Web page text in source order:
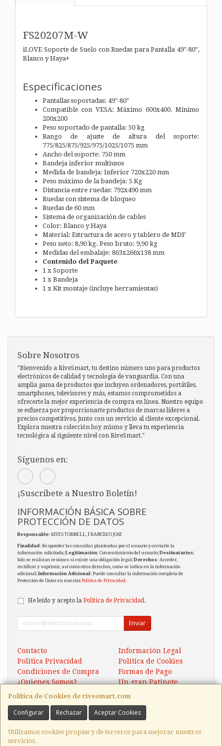
FS20207M-W
iLOVE Soporte de Suelo con Ruedas para Pantalla 49"-80",
Blanco y Haya+
Especificaciones
Pantallas soportadas: 49"-80"
Compatible con VESA: Máximo 600x400. Mínimo
200x200
Peso soportado de pantalla: 50 kg
Rango de ajuste de altura del soporte:
775/825/875/925/975/1025/1075 mm
Ancho del soporte: 750 mm
Bandeja inferior multiusos
Medida de bandeja: Inferior 720x220 mm
Peso máximo de la bandeja: 5 Kg
Distancia entre ruedas: 792x490 mm
Ruedas con sistema de bloqueo
Ruedas de 60 mm
Sistema de organización de cables
Color: Blanco y Haya
Material: Estructura de acero y tablero de MDF
Peso neto: 8,90 kg. Peso bruto: 9,90 kg
Medidas del embalaje: 863x266x138 mm
Contenido del Paquete
1 x Soporte
1 x Bandeja
1 x Kit montaje (incluye herramientas)
Política de Cookies de rivesmart.com
Configurar Rechazar Aceptar Cookies
Utilizamos cookies propias y de terceros para mejorar nuestros
servicios.
Sobre Nosotros
"Bienvenido a RiveSmart, tu destino número uno para productos
electrónicos de calidad y tecnología de vanguardia. Con una
amplia gama de productos que incluyen ordenadores, portátiles,
smartphones, televisores y más, estamos comprometidos a
ofrecerte la mejor experiencia de compra en línea. Nuestro equipo
se esfuerza por proporcionarte productos de marcas líderes a
precios competitivos, junto con un servicio al cliente excepcional.
Explora nuestra colección hoy mismo y lleva tu experiencia
tecnológica al siguiente nivel con RiveSmart."
Síguenos en:
¡Suscríbete a Nuestro Boletín!
INFORMACIÓN BÁSICA SOBRE
PROTECCIÓN DE DATOS
Responsable: RIVES TORNELL, FRANCISCO JOSE
Finalidad: Responder las consultas planteadas por el usuario y enviarle la
información solicitada;Legitimación: Consentimiento del usuario;Destinatarios:
Solo se realizan cesiones si existe una obligación legal;Derechos: Acceder,
rectificar y suprimir, así como otros derechos, como se indica en la información
adicional;Información Adicional: Puede consultar la información completa de
Protección de Datos en nuestra Política de Privacidad.
He leído y acepto la Política de Privacidad .
Enviar
Contacto
Información Legal
Política Privacidad
Política de Cookies
Condiciones de Compra
Formas de Pago
¿Quienes Somos?
Un gran Patinete
Contacto